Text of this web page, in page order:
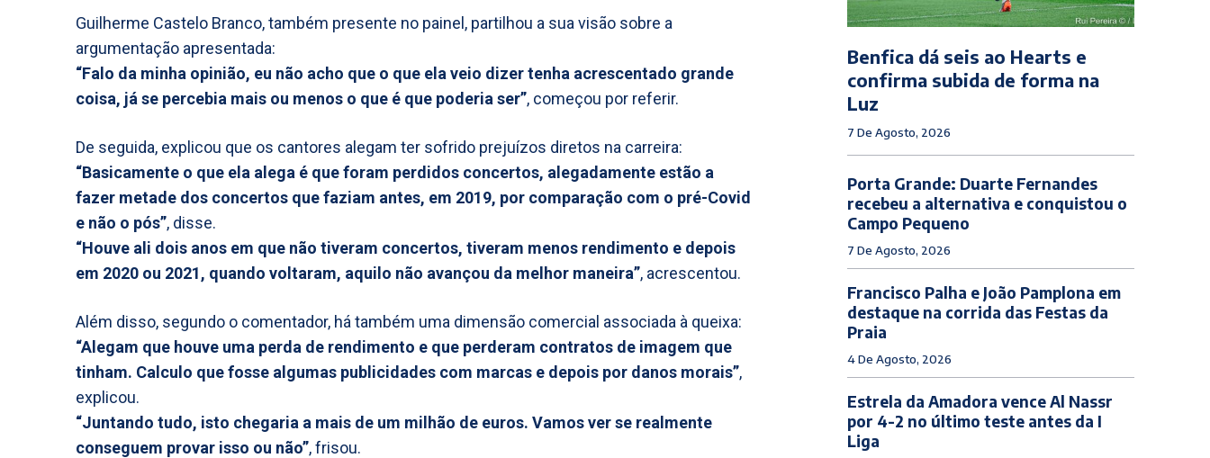
Guilherme Castelo Branco, também presente no painel, partilhou a sua visão sobre a
argumentação apresentada:
“Falo da minha opinião, eu não acho que o que ela veio dizer tenha acrescentado grande
coisa, já se percebia mais ou menos o que é que poderia ser”, começou por referir.
De seguida, explicou que os cantores alegam ter sofrido prejuízos diretos na carreira:
“Basicamente o que ela alega é que foram perdidos concertos, alegadamente estão a
fazer metade dos concertos que faziam antes, em 2019, por comparação com o pré-Covid
e não o pós”, disse.
“Houve ali dois anos em que não tiveram concertos, tiveram menos rendimento e depois
em 2020 ou 2021, quando voltaram, aquilo não avançou da melhor maneira”, acrescentou.
Além disso, segundo o comentador, há também uma dimensão comercial associada à queixa:
“Alegam que houve uma perda de rendimento e que perderam contratos de imagem que
tinham. Calculo que fosse algumas publicidades com marcas e depois por danos morais”,
explicou.
“Juntando tudo, isto chegaria a mais de um milhão de euros. Vamos ver se realmente
conseguem provar isso ou não”, frisou.
Benfica dá seis ao Hearts e
confirma subida de forma na
Luz
7 De Agosto, 2026
Porta Grande: Duarte Fernandes
recebeu a alternativa e conquistou o
Campo Pequeno
7 De Agosto, 2026
Francisco Palha e João Pamplona em
destaque na corrida das Festas da
Praia
4 De Agosto, 2026
Estrela da Amadora vence Al Nassr
por 4-2 no último teste antes da I
Liga